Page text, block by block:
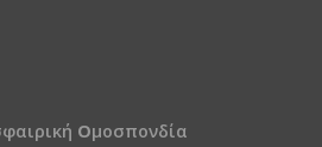
Ομοσπονδία